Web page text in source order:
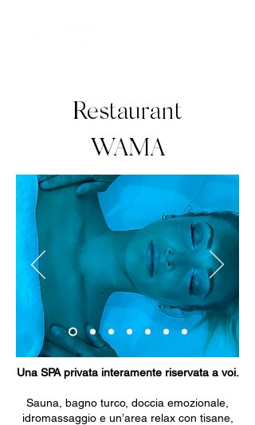
Restaurant
WAMA
Una SPA privata interamente riservata a voi.
Sauna, bagno turco, doccia emozionale,
idromassaggio e un’area relax con tisane,